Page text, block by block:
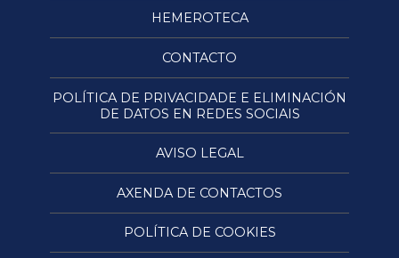
HEMEROTECA
CONTACTO
POLÍTICA DE PRIVACIDADE E ELIMINACIÓN
DE DATOS EN REDES SOCIAIS
AVISO LEGAL
AXENDA DE CONTACTOS
POLÍTICA DE COOKIES